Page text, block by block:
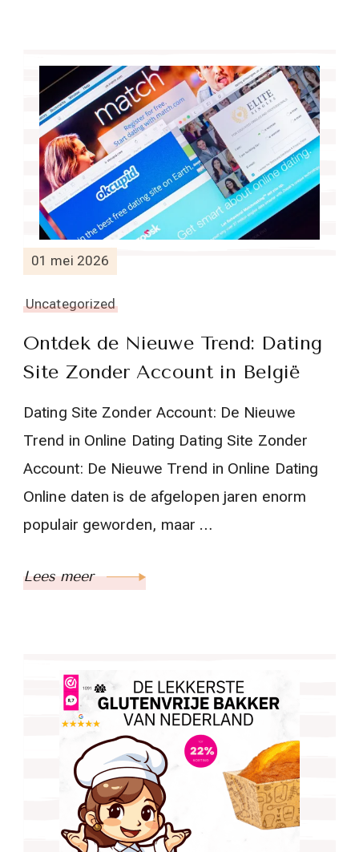
01 mei 2026
Uncategorized
Ontdek de Nieuwe Trend: Dating
Site Zonder Account in België
Dating Site Zonder Account: De Nieuwe
Trend in Online Dating Dating Site Zonder
Account: De Nieuwe Trend in Online Dating
Online daten is de afgelopen jaren enorm
populair geworden, maar …
Lees meer